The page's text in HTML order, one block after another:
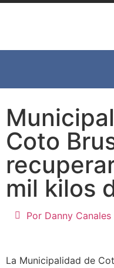
Coto
mil kilos
PorDanny Canales
La Municipalidad de